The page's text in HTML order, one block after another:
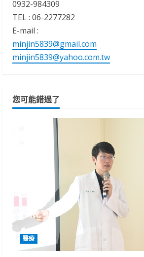
0932-984309
TEL : 06-2277282
E-mail :
minjin5839@gmail.com
minjin5839@yahoo.com.tw
您可能錯過了
醫療